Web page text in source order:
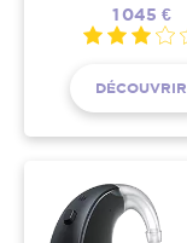
1 045 €
DÉCOUVRIR